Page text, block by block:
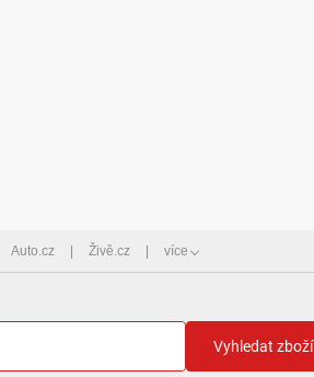
Auto.cz Živě.cz více
Vyhledat zboží